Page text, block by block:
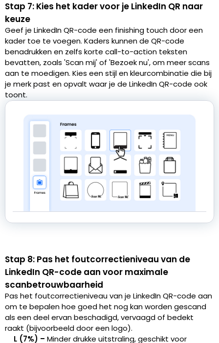
Stap 7: Kies het kader voor je LinkedIn QR naar
keuze
Geef je LinkedIn QR-code een finishing touch door een
kader toe te voegen. Kaders kunnen de QR-code
benadrukken en zelfs korte call-to-action teksten
bevatten, zoals 'Scan mij' of 'Bezoek nu', om meer scans
aan te moedigen. Kies een stijl en kleurcombinatie die bij
je merk past en opvalt waar je de LinkedIn QR-code ook
toont.
Stap 8: Pas het foutcorrectieniveau van de
LinkedIn QR-code aan voor maximale
scanbetrouwbaarheid
Pas het foutcorrectieniveau van je LinkedIn QR-code aan
om te bepalen hoe goed het nog kan worden gescand
als een deel ervan beschadigd, vervaagd of bedekt
raakt (bijvoorbeeld door een logo).
L (7%) – Minder drukke uitstraling, geschikt voor